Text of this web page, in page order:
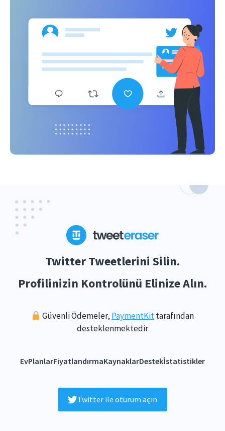
Twitter Tweetlerini Silin.
Profilinizin Kontrolünü Elinize Alın.
Güvenli Ödemeler, PaymentKittarafından
desteklenmektedir
EvPlanlarFiyatlandırmaKaynaklarDestekİstatistikler
Twitter ile oturum açın